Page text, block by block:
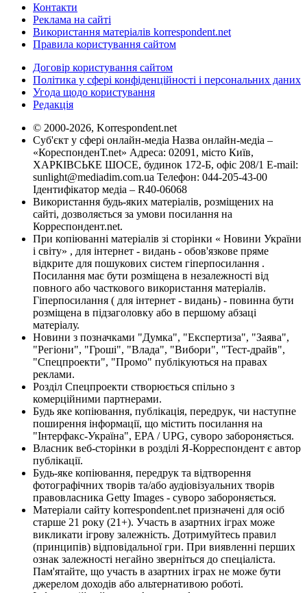
Контакти
Реклама на сайті
Використання матеріалів korrespondent.net
Правила користування сайтом
Договір користування сайтом
Політика у сфері конфіденційності і персональних даних
Угода щодо користування
Редакція
© 2000-2026, Korrespondent.net
Суб'єкт у сфері онлайн-медіа Назва онлайн-медіа –
«КореспонденТ.net» Адреса: 02091, місто Київ,
ХАРКІВСЬКЕ ШОСЕ, будинок 172-Б, офіс 208/1 E-mail:
sunlight@mediadim.com.ua Телефон: 044-205-43-00
Ідентифікатор медіа – R40-06068
Використання будь-яких матеріалів, розміщених на
сайті, дозволяється за умови посилання на
Корреспондент.net.
При копіюванні матеріалів зі сторінки « Новини України
і світу» , для інтернет - видань - обов'язкове пряме
відкрите для пошукових систем гіперпосилання .
Посилання має бути розміщена в незалежності від
повного або часткового використання матеріалів.
Гіперпосилання ( для інтернет - видань) - повинна бути
розміщена в підзаголовку або в першому абзаці
матеріалу.
Новини з позначками "Думка", "Експертиза", "Заява",
"Регіони", "Гроші", "Влада", "Вибори", "Тест-драйв",
"Спецпроекти", "Промо" публікуються на правах
реклами.
Розділ Спецпроекти створюється спільно з
комерційними партнерами.
Будь яке копіювання, публікація, передрук, чи наступне
поширення інформації, що містить посилання на
"Інтерфакс-Україна", EPA / UPG, суворо забороняється.
Власник веб-сторінки в розділі Я-Корреспондент є автор
публікації.
Будь-яке копіювання, передрук та відтворення
фотографічних творів та/або аудіовізуальних творів
правовласника Getty Images - суворо забороняється.
Матеріали сайту korrespondent.net призначені для осіб
старше 21 року (21+). Участь в азартних іграх може
викликати ігрову залежність. Дотримуйтесь правил
(принципів) відповідальної гри. При виявленні перших
ознак залежності негайно зверніться до спеціаліста.
Пам'ятайте, що участь в азартних іграх не може бути
джерелом доходів або альтернативою роботі.